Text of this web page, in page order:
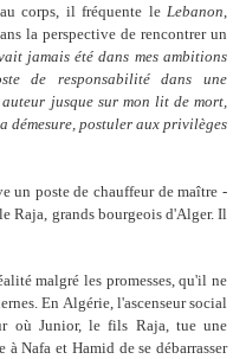
corps, il fréquente le Lebanon,
la perspective de rencontrer un
jamais été dans mes ambitions
de responsabilité dans une
jusque sur mon lit de mort,
démesure, postuler aux privilèges
un poste de chauffeur de maître -
Raja, grands bourgeois d'Alger. Il
malgré les promesses, qu'il ne
En Algérie, l'ascenseur social
où Junior, le fils Raja, tue une
Nafa et Hamid de se débarrasser